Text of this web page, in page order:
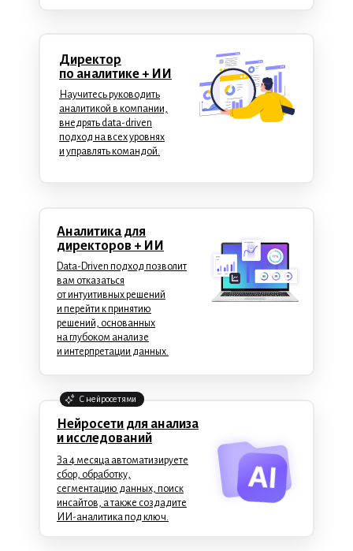
Нейросети для анализа
и исследований
За 4 месяца автоматизируете
сбор, обработку,
сегментацию данных, поиск
инсайтов, а также создадите
ИИ-аналитика под ключ.
C нейросетями
Аналитика для
директоров + ИИ
Data-Driven подход позволит
вам отказаться
от интуитивных решений
и перейти к принятию
решений, основанных
на глубоком анализе
и интерпретации данных.
Директор
по аналитике + ИИ
Научитесь руководить
аналитикой в компании,
внедрять data-driven
подход на всех уровнях
и управлять командой.